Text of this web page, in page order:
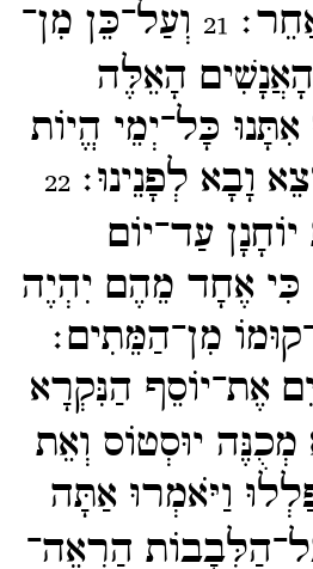
21 וְעַל־​כֵּן מִן־​
הָאֵלֶּה
כָּל־​יְמֵי הֱיוֹת
וָבָא לְפָנֵינוּ׃22
עַד־​יוֹם
כִּי אֶחָד מֵהֶם יִהְיֶה
מִן־​הַמֵּתִים׃
אֶת־​יוֹסֵף הַנִּקְרָא
יוּסְטוֹס וְאֵת
וַיֹּאמְרוּ אַתָּה
הַרְאֵה־​